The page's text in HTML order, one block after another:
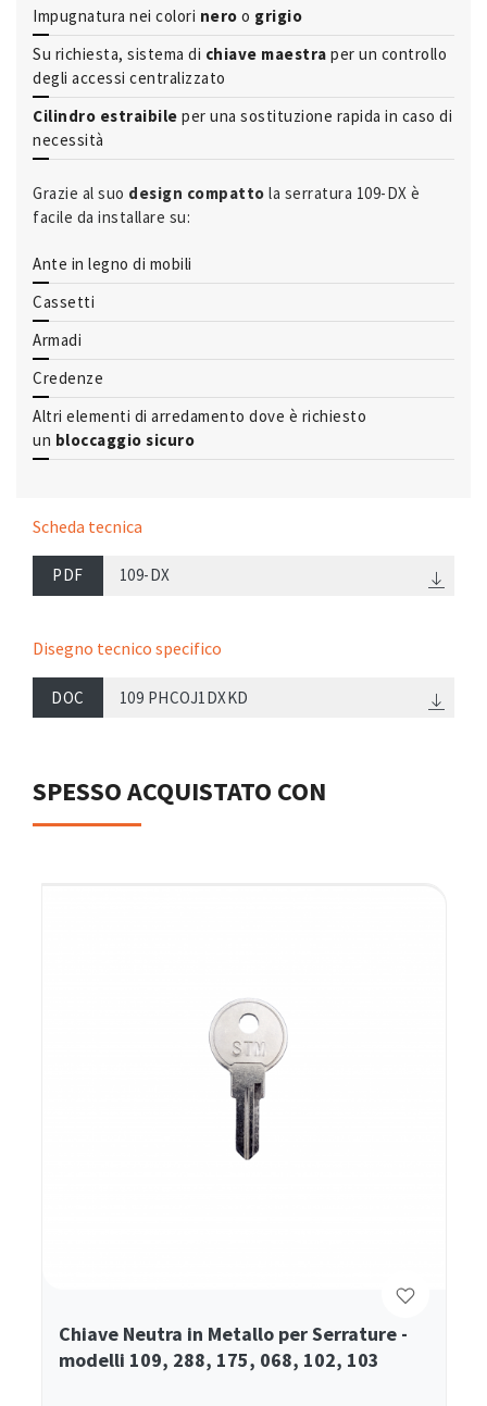
Impugnatura nei colori nero o grigio
Su richiesta, sistema di chiave maestra per un controllo
degli accessi centralizzato
Cilindro estraibile per una sostituzione rapida in caso di
necessità
Grazie al suo design compatto la serratura 109-DX è
facile da installare su:
Ante in legno di mobili
Cassetti
Armadi
Credenze
Altri elementi di arredamento dove è richiesto
un bloccaggio sicuro
Scheda tecnica
PDF 109-DX
Disegno tecnico specifico
DOC 109 PHCOJ1DXKD
SPESSO ACQUISTATO CON
Chiave Neutra in Metallo per Serrature -
modelli 109, 288, 175, 068, 102, 103